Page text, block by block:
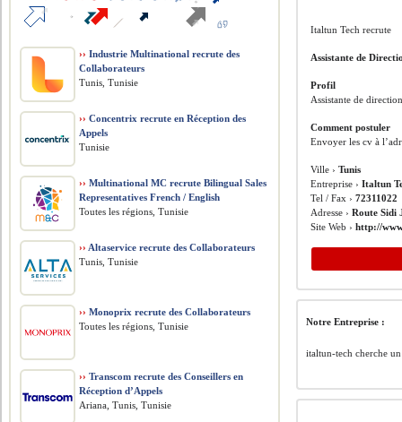
Italtun Tech recrute
Assistante de
Profil
Assistante de
Comment postuler
Envoyer les cv à
Ville ›Tunis
Entreprise ›Italtun
Tel / Fax ›72311022
Adresse ›Route Sidi
Site Web ›http://
Notre Entreprise :
italtun-tech cherche
›› Industrie Multinational recrute des
Collaborateurs
Tunis, Tunisie
›› Concentrix recrute en Réception des
Appels
Tunisie
›› Multinational MC recrute Bilingual Sales
Representatives French / English
Toutes les régions, Tunisie
›› Altaservice recrute des Collaborateurs
Tunis, Tunisie
›› Monoprix recrute des Collaborateurs
Toutes les régions, Tunisie
›› Transcom recrute des Conseillers en
Réception d’Appels
Ariana, Tunis, Tunisie